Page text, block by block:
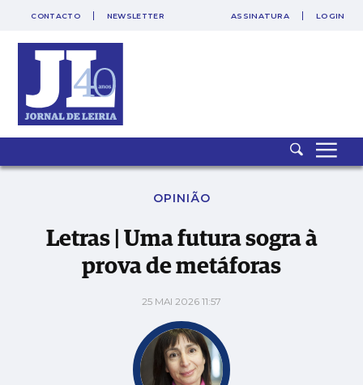
CONTACTO NEWSLETTER ASSINATURA LOGIN
Letras | Uma futura sogra à prova de metáforas
OPINIÃO
Letras | Uma futura sogra à
prova de metáforas
25 MAI 2026 11:57